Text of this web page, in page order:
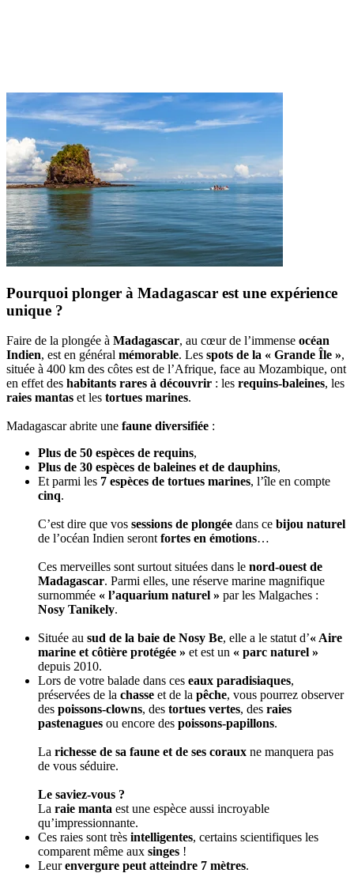
Pourquoi plonger à Madagascar est une expérience
unique ?
Faire de la plongée à Madagascar, au cœur de l’immense océan
Indien, est en général mémorable. Les spots de la « Grande Île »,
située à 400 km des côtes est de l’Afrique, face au Mozambique, ont
en effet des habitants rares à découvrir : les requins-baleines, les
raies mantas et les tortues marines.
Madagascar abrite une faune diversifiée :
Plus de 50 espèces de requins,
Plus de 30 espèces de baleines et de dauphins,
Et parmi les 7 espèces de tortues marines, l’île en compte
cinq.
C’est dire que vos sessions de plongée dans ce bijou naturel
de l’océan Indien seront fortes en émotions…
Ces merveilles sont surtout situées dans le nord-ouest de
Madagascar. Parmi elles, une réserve marine magnifique
surnommée « l’aquarium naturel » par les Malgaches :
Nosy Tanikely.
Située au sud de la baie de Nosy Be, elle a le statut d’« Aire
marine et côtière protégée » et est un « parc naturel »
depuis 2010.
Lors de votre balade dans ces eaux paradisiaques,
préservées de la chasse et de la pêche, vous pourrez observer
des poissons-clowns, des tortues vertes, des raies
pastenagues ou encore des poissons-papillons.
La richesse de sa faune et de ses coraux ne manquera pas
de vous séduire.
Le saviez-vous ?
La raie manta est une espèce aussi incroyable
qu’impressionnante.
Ces raies sont très intelligentes, certains scientifiques les
comparent même aux singes !
Leurenvergure peut atteindre 7 mètres.